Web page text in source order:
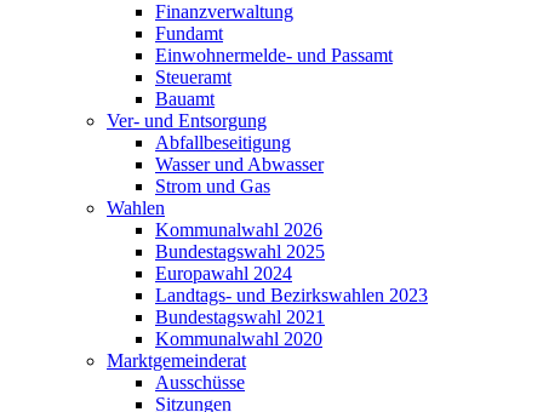
Finanzverwaltung
Fundamt
Einwohnermelde- und Passamt
Steueramt
Bauamt
Ver- und Entsorgung
Abfallbeseitigung
Wasser und Abwasser
Strom und Gas
Wahlen
Kommunalwahl 2026
Bundestagswahl 2025
Europawahl 2024
Landtags- und Bezirkswahlen 2023
Bundestagswahl 2021
Kommunalwahl 2020
Marktgemeinderat
Ausschüsse
Sitzungen